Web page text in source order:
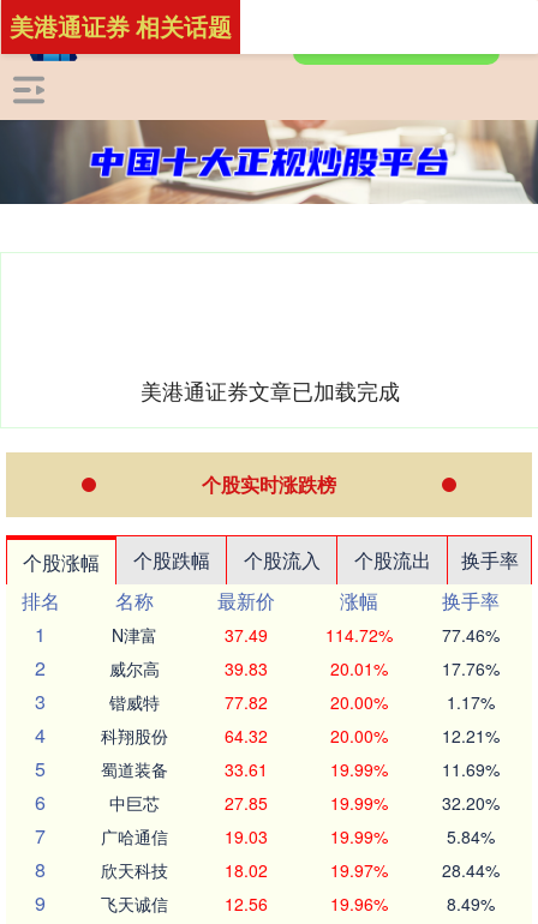
美港通证券 相关话题
美港通证券文章已加载完成
个股实时涨跌榜
个股涨幅 个股跌幅 个股流入 个股流出
换手率
排名
名称 最新价 涨幅
换手率
1
N津富 37.49 114.72% 77.46%
2 威尔高 39.83 20.01% 17.76%
3 锴威特 77.82 20.00% 1.17%
4 科翔股份 64.32 20.00% 12.21%
5 蜀道装备 33.61 19.99% 11.69%
6 中巨芯 27.85 19.99% 32.20%
7 广哈通信 19.03 19.99% 5.84%
8 欣天科技 18.02 19.97% 28.44%
9 飞天诚信 12.56 19.96% 8.49%